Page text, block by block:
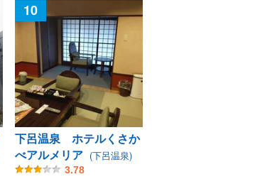
10
下呂温泉 ホテルくさか
べアルメリア (下呂温泉)
3.78